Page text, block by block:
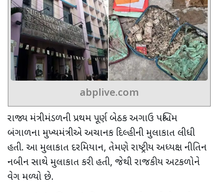
abplive.com
રાજ્ય મંત્રીમંડળની પ્રથમ પૂર્ણ બેઠક અગાઉ પશ્ચિમ
બંગાળના મુખ્યમંત્રીએ અચાનક દિલ્હીની મુલાકાત લીધી
હતી. આ મુલાકાત દરમિયાન, તેમણે રાષ્ટ્રીય અધ્યક્ષ નીતિન
નબીન સાથે મુલાકાત કરી હતી, જેથી રાજકીય અટકળોને
વેગ મળ્યો છે.